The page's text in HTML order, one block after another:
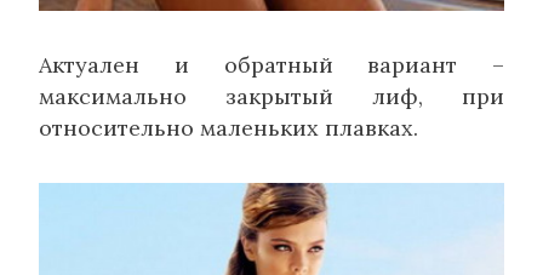
Актуален и обратный вариант –
максимально закрытый лиф, при
относительно маленьких плавках.